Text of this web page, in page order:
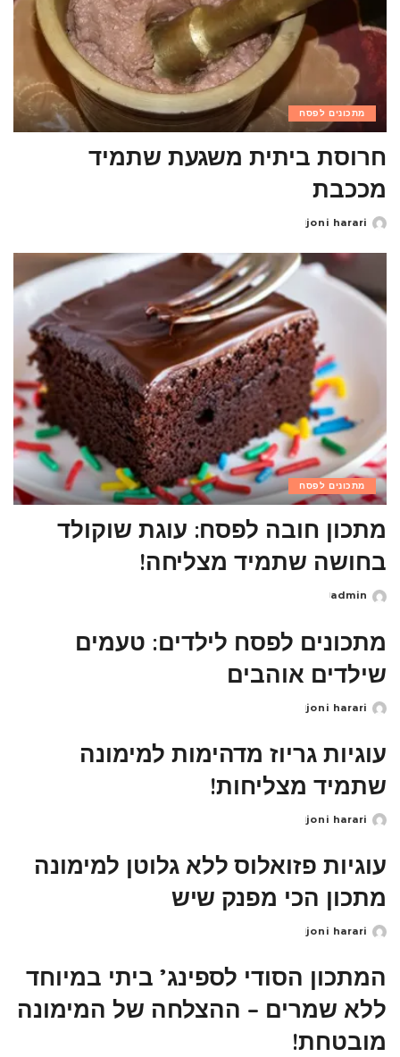
מתכונים לפסח
חרוסת ביתית משגעת שתמיד
מככבת
Posted
joni harari
מתכונים לפסח
מתכון חובה לפסח: עוגת שוקולד
בחושה שתמיד מצליחה!
Posted
admin
מתכונים לפסח לילדים: טעמים
שילדים אוהבים
Posted
joni harari
עוגיות גריוז מדהימות למימונה
שתמיד מצליחות!
Posted
joni harari
עוגיות פזואלוס ללא גלוטן למימונה
מתכון הכי מפנק שיש
Posted
joni harari
המתכון הסודי לספינג’ ביתי במיוחד
ללא שמרים – ההצלחה של המימונה
מובטחת!